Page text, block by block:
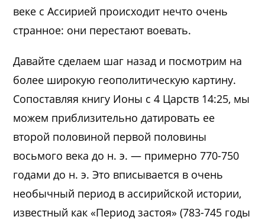
веке с Ассирией происходит нечто очень
странное: они перестают воевать.
Давайте сделаем шаг назад и посмотрим на
более широкую геополитическую картину.
Сопоставляя книгу Ионы с 4 Царств 14:25, мы
можем приблизительно датировать ее
второй половиной первой половины
восьмого века до н. э. — примерно 770-750
годами до н. э. Это вписывается в очень
необычный период в ассирийской истории,
известный как «Период застоя» (783-745 годы